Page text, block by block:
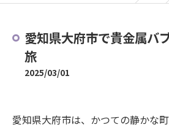
愛知県大府市で貴金属バ
旅
2025/03/01
愛知県大府市は、かつての静かな